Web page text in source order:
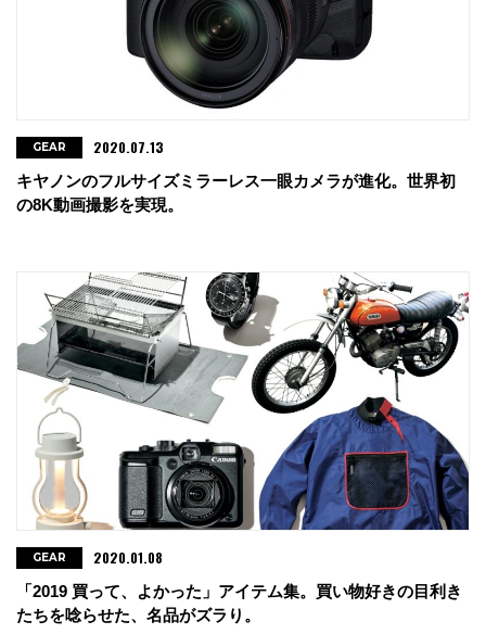
キヤノンのフルサイズミラーレス一眼カメラが進化。世界初
の8K動画撮影を実現。
GEAR 2020.07.13
「2019 買って、よかった」アイテム集。買い物好きの目利き
たちを唸らせた、名品がズラり。
GEAR 2020.01.08